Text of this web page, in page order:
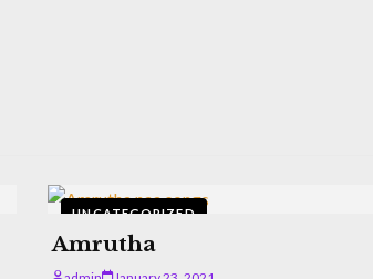
UNCATEGORIZED
Amrutha